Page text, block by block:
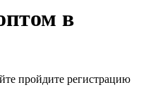
в
пройдите регистрацию